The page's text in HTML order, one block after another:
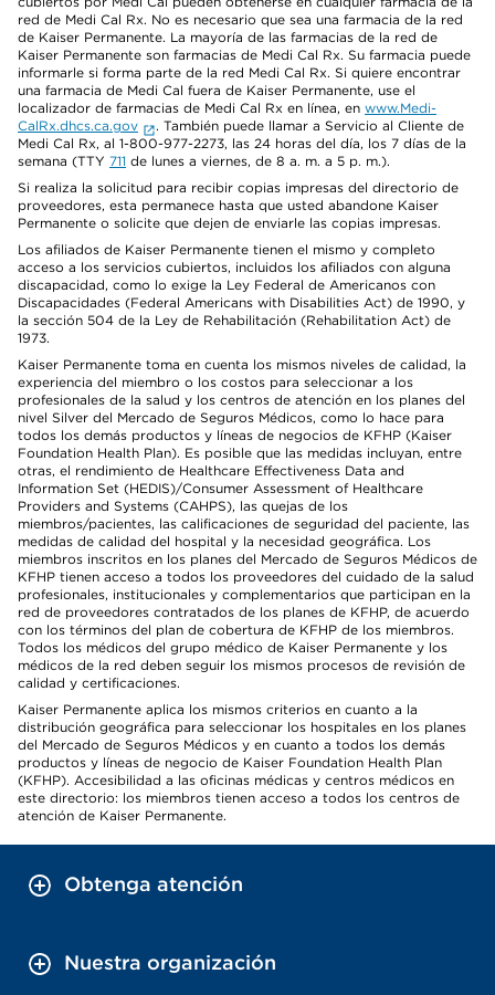
red de Medi Cal Rx. No es necesario que sea una farmacia de la red
de Kaiser Permanente. La mayoría de las farmacias de la red de
Kaiser Permanente son farmacias de Medi Cal Rx. Su farmacia puede
informarle si forma parte de la red Medi Cal Rx. Si quiere encontrar
una farmacia de Medi Cal fuera de Kaiser Permanente, use el
localizador de farmacias de Medi Cal Rx en línea, en www.Medi-
CalRx.dhcs.ca.gov
. También puede llamar a Servicio al Cliente de
Medi Cal Rx, al 1-800-977-2273, las 24 horas del día, los 7 días de la
semana (TTY 711 de lunes a viernes, de 8 a. m. a 5 p. m.).
Si realiza la solicitud para recibir copias impresas del directorio de
proveedores, esta permanece hasta que usted abandone Kaiser
Permanente o solicite que dejen de enviarle las copias impresas.
Los afiliados de Kaiser Permanente tienen el mismo y completo
acceso a los servicios cubiertos, incluidos los afiliados con alguna
discapacidad, como lo exige la Ley Federal de Americanos con
Discapacidades (Federal Americans with Disabilities Act) de 1990, y
la sección 504 de la Ley de Rehabilitación (Rehabilitation Act) de
1973.
Kaiser Permanente toma en cuenta los mismos niveles de calidad, la
experiencia del miembro o los costos para seleccionar a los
profesionales de la salud y los centros de atención en los planes del
nivel Silver del Mercado de Seguros Médicos, como lo hace para
todos los demás productos y líneas de negocios de KFHP (Kaiser
Foundation Health Plan). Es posible que las medidas incluyan, entre
otras, el rendimiento de Healthcare Effectiveness Data and
Information Set (HEDIS)/Consumer Assessment of Healthcare
Providers and Systems (CAHPS), las quejas de los
miembros/pacientes, las calificaciones de seguridad del paciente, las
medidas de calidad del hospital y la necesidad geográfica. Los
miembros inscritos en los planes del Mercado de Seguros Médicos de
KFHP tienen acceso a todos los proveedores del cuidado de la salud
profesionales, institucionales y complementarios que participan en la
red de proveedores contratados de los planes de KFHP, de acuerdo
con los términos del plan de cobertura de KFHP de los miembros.
Todos los médicos del grupo médico de Kaiser Permanente y los
médicos de la red deben seguir los mismos procesos de revisión de
calidad y certificaciones.
Kaiser Permanente aplica los mismos criterios en cuanto a la
distribución geográfica para seleccionar los hospitales en los planes
del Mercado de Seguros Médicos y en cuanto a todos los demás
productos y líneas de negocio de Kaiser Foundation Health Plan
(KFHP). Accesibilidad a las oficinas médicas y centros médicos en
este directorio: los miembros tienen acceso a todos los centros de
atención de Kaiser Permanente.
Obtenga atención
Nuestra organización